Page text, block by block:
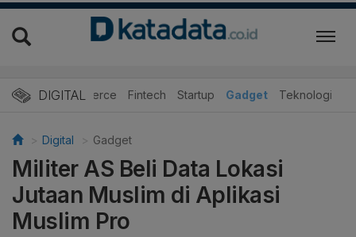
DIGITAL
E-Commerce Fintech Startup Gadget Teknologi
Digital Gadget
Militer AS Beli Data Lokasi
Jutaan Muslim di Aplikasi
Muslim Pro